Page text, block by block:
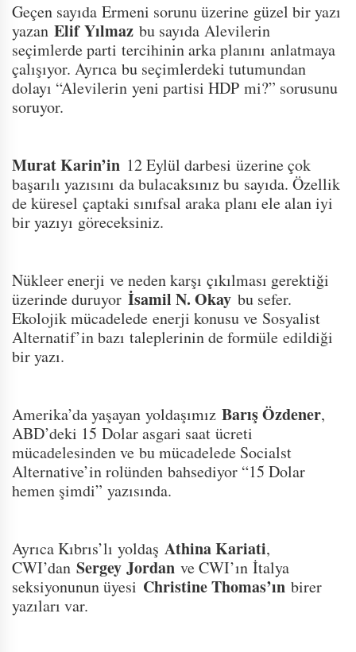
Geçen sayıda Ermeni sorunu üzerine güzel bir yazı
yazan Elif Yılmaz bu sayıda Alevilerin
seçimlerde parti tercihinin arka planını anlatmaya
çalışıyor. Ayrıca bu seçimlerdeki tutumundan
dolayı “Alevilerin yeni partisi HDP mi?” sorusunu
soruyor.
Murat Karin’in 12 Eylül darbesi üzerine çok
başarılı yazısını da bulacaksınız bu sayıda. Özellik
de küresel çaptaki sınıfsal araka planı ele alan iyi
bir yazıyı göreceksiniz.
Nükleer enerji ve neden karşı çıkılması gerektiği
üzerinde duruyor İsamil N. Okay bu sefer.
Ekolojik mücadelede enerji konusu ve Sosyalist
Alternatif’in bazı taleplerinin de formüle edildiği
bir yazı.
Amerika’da yaşayan yoldaşımız Barış Özdener,
ABD’deki 15 Dolar asgari saat ücreti
mücadelesinden ve bu mücadelede Socialst
Alternative’in rolünden bahsediyor “15 Dolar
hemen şimdi” yazısında.
Ayrıca Kıbrıs’lı yoldaş Athina Kariati,
CWI’dan Sergey Jordan ve CWI’ın İtalya
seksiyonunun üyesi Christine Thomas’ın birer
yazıları var.